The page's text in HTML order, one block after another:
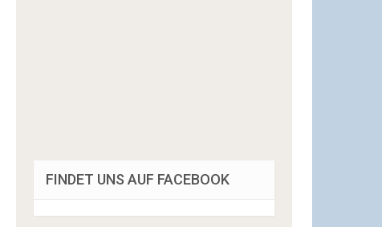
FINDET UNS AUF FACEBOOK